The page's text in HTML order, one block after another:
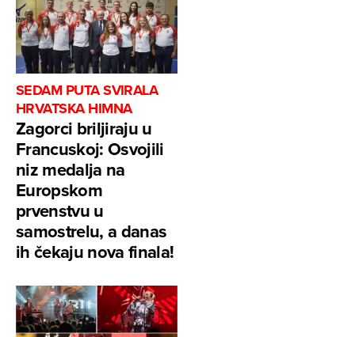
SEDAM PUTA SVIRALA
HRVATSKA HIMNA
Zagorci briljiraju u
Francuskoj: Osvojili
niz medalja na
Europskom
prvenstvu u
samostrelu, a danas
ih čekaju nova finala!